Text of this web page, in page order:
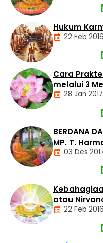
Daerah
Nasional
Panti
Asuhan
Dasar
Agama
Buddha
Tiga
Mustika
Artikel
Dasar
Agama
Buddha
Hukum
dan
Tumimbal-
lahir
Hukum
22 Feb 2016
Meditasi
Cara
melalui 3
28 Jan 2017
BERDANA
MP. T.
03 Des
atau
22 Feb 2016